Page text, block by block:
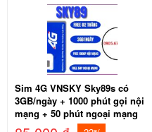
Sim 4G VNSKY Sky89s có
3GB/ngày + 1000 phút gọi nội
mạng + 50 phút ngoại mạng